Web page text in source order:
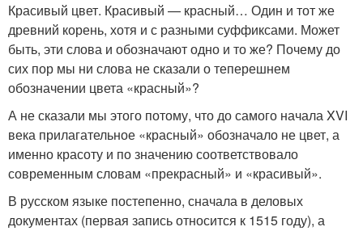
Красивый цвет. Красивый — красный… Один и тот же
древний корень, хотя и с разными суффиксами. Может
быть, эти слова и обозначают одно и то же? Почему до
сих пор мы ни слова не сказали о теперешнем
обозначении цвета «красный»?
А не сказали мы этого потому, что до самого начала XVI
века прилагательное «красный» обозначало не цвет, а
именно красоту и по значению соответствовало
современным словам «прекрасный» и «красивый».
В русском языке постепенно, сначала в деловых
документах (первая запись относится к 1515 году), а